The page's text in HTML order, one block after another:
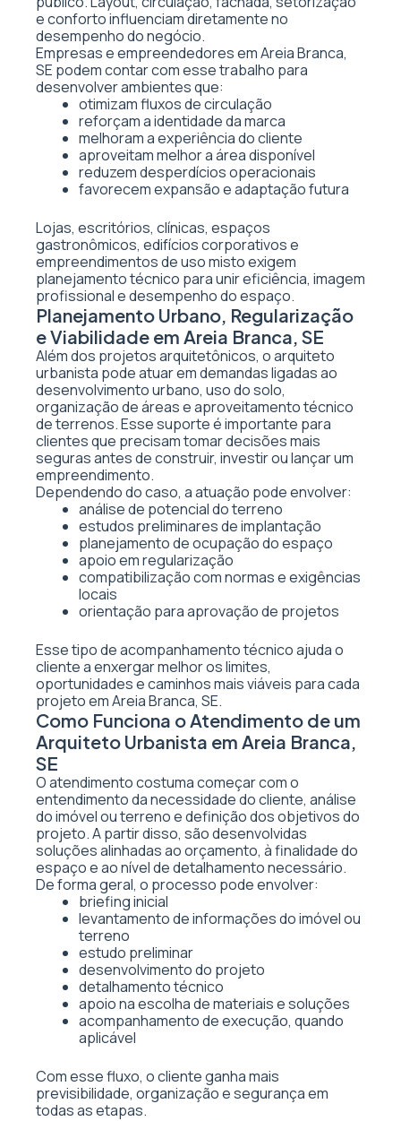
e conforto influenciam diretamente no
desempenho do negócio.
Empresas e empreendedores em Areia Branca,
SE podem contar com esse trabalho para
desenvolver ambientes que:
otimizam fluxos de circulação
reforçam a identidade da marca
melhoram a experiência do cliente
aproveitam melhor a área disponível
reduzem desperdícios operacionais
favorecem expansão e adaptação futura
Lojas, escritórios, clínicas, espaços
gastronômicos, edifícios corporativos e
empreendimentos de uso misto exigem
planejamento técnico para unir eficiência, imagem
profissional e desempenho do espaço.
Planejamento Urbano, Regularização
e Viabilidade em Areia Branca, SE
Além dos projetos arquitetônicos, o arquiteto
urbanista pode atuar em demandas ligadas ao
desenvolvimento urbano, uso do solo,
organização de áreas e aproveitamento técnico
de terrenos. Esse suporte é importante para
clientes que precisam tomar decisões mais
seguras antes de construir, investir ou lançar um
empreendimento.
Dependendo do caso, a atuação pode envolver:
análise de potencial do terreno
estudos preliminares de implantação
planejamento de ocupação do espaço
apoio em regularização
compatibilização com normas e exigências
locais
orientação para aprovação de projetos
Esse tipo de acompanhamento técnico ajuda o
cliente a enxergar melhor os limites,
oportunidades e caminhos mais viáveis para cada
projeto em Areia Branca, SE.
Como Funciona o Atendimento de um
Arquiteto Urbanista em Areia Branca,
SE
O atendimento costuma começar com o
entendimento da necessidade do cliente, análise
do imóvel ou terreno e definição dos objetivos do
projeto. A partir disso, são desenvolvidas
soluções alinhadas ao orçamento, à finalidade do
espaço e ao nível de detalhamento necessário.
De forma geral, o processo pode envolver:
briefing inicial
levantamento de informações do imóvel ou
terreno
estudo preliminar
desenvolvimento do projeto
detalhamento técnico
apoio na escolha de materiais e soluções
acompanhamento de execução, quando
aplicável
Com esse fluxo, o cliente ganha mais
previsibilidade, organização e segurança em
todas as etapas.